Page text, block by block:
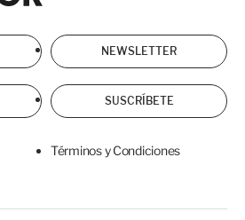
NEWSLETTER
SUSCRÍBETE
Términos y Condiciones